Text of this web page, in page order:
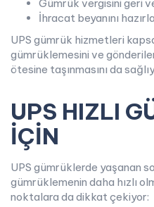
Gümrük vergisini geri
İhracat beyanını
UPS gümrük hizmetleri
gümrüklemesini ve
ötesine taşınmasını da
UPS HIZLI
İÇİN
UPS gümrüklerde yaşanan
gümrüklemenin daha hızlı
noktalara da dikkat çekiyor: